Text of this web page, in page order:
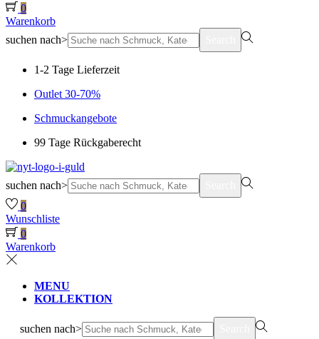
0
Warenkorb
suchen nach>
1-2 Tage Lieferzeit
Outlet 30-70%
Schmuckangebote
99 Tage Rückgaberecht
suchen nach>
0
Wunschliste
0
Warenkorb
MENU
KOLLEKTION
suchen nach>